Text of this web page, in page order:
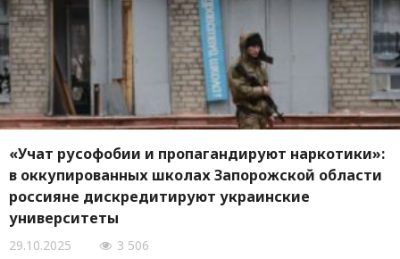
«Учат русофобии и пропагандируют наркотики»:
в оккупированных школах Запорожской области
россияне дискредитируют украинские
университеты
29.10.2025 3 506